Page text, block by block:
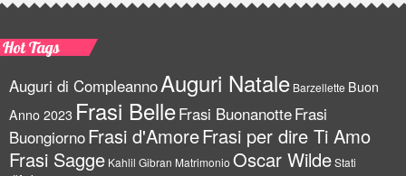
Hot Tags
Auguri di CompleannoAuguri Natale Barzellette Buon
Anno 2023 Frasi BelleFrasi BuonanotteFrasi
BuongiornoFrasi d'AmoreFrasi per dire Ti Amo
Frasi Sagge Kahlil Gibran Matrimonio Oscar WildeStati